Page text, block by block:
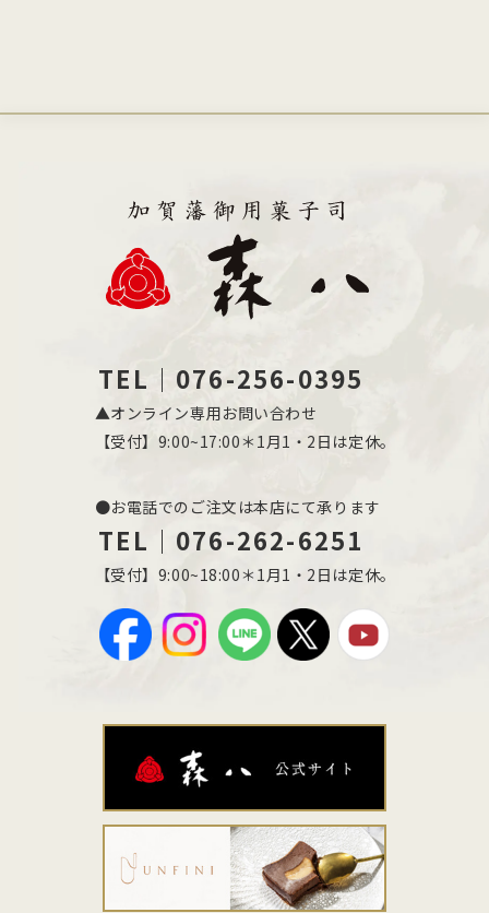
TEL｜076-256-0395
▲オンライン専用お問い合わせ
【受付】9:00~17:00＊1月1・2日は定休。
●お電話でのご注文は本店にて承ります
TEL｜076-262-6251
【受付】9:00~18:00＊1月1・2日は定休。